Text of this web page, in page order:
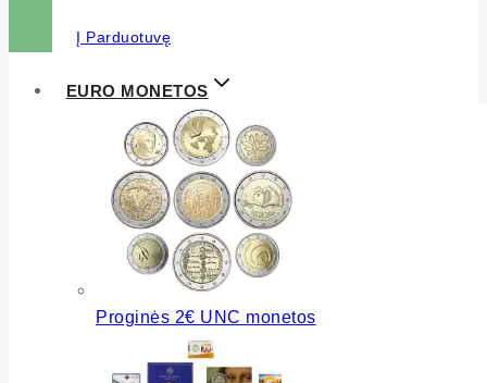
Į Parduotuvę
EURO MONETOS
Proginės 2€ UNC monetos